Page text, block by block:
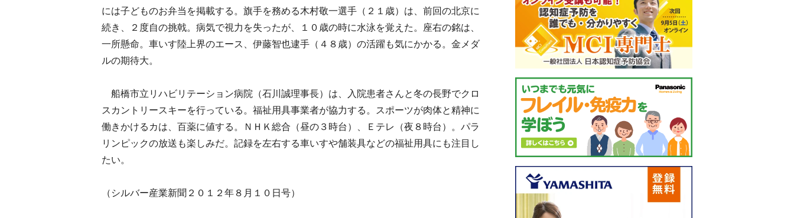
には子どものお弁当を掲載する。旗手を務める木村敬一選手（２１歳）は、前回の北京に
続き、２度自の挑戟。病気で視力を失ったが、１０歳の時に水泳を覚えた。座右の銘は、
一所懸命。車いす陸上界のエース、伊藤智也逮手（４８歳）の活躍も気にかかる。金メダ
ルの期待大。
船橋市立リハビリテーション病院（石川誠理事長）は、入院患者さんと冬の長野でクロ
スカントリースキーを行っている。福祉用具事業者が協力する。スポーツが肉体と精神に
働きかけるカは、百薬に値する。ＮＨＫ総合（昼の３時台）、Ｅテレ（夜８時台）。パラ
リンピックの放送も楽しみだ。記録を左右する車いすや舗装具などの福祉用具にも注目し
たい。
（シルバー産業新聞２０１２年８月１０日号）